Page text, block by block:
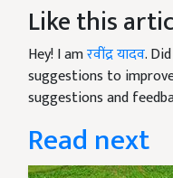
Like this
Hey! I amरवींद्र यादव.
suggestions to
suggestions and
Read next